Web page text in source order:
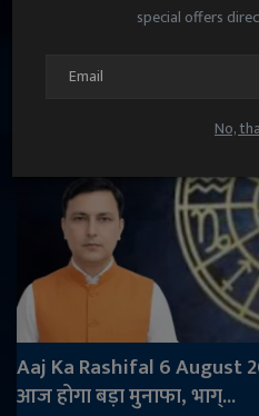
special offers
No,
Aug 7, 2026
Aaj Ka Rashifal 6 August
आज होगा बड़ा मुनाफा, भाग्...